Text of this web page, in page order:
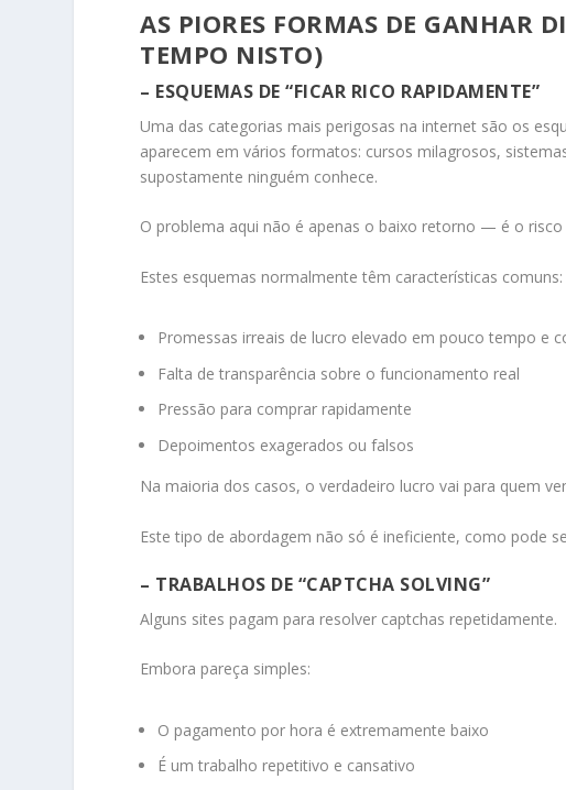
AS PIORES FORMAS DE GANHAR
TEMPO NISTO)
– ESQUEMAS DE “FICAR RICO RAPIDAMENTE”
Uma das categorias mais perigosas na internet são os
aparecem em vários formatos: cursos milagrosos,
supostamente ninguém conhece.
O problema aqui não é apenas o baixo retorno — é o risco
Estes esquemas normalmente têm características comuns:
Promessas irreais de lucro elevado em pouco tempo e
Falta de transparência sobre o funcionamento real
Pressão para comprar rapidamente
Depoimentos exagerados ou falsos
Na maioria dos casos, o verdadeiro lucro vai para quem
Este tipo de abordagem não só é ineficiente, como pode
– TRABALHOS DE “CAPTCHA SOLVING”
Alguns sites pagam para resolver captchas repetidamente.
Embora pareça simples:
O pagamento por hora é extremamente baixo
É um trabalho repetitivo e cansativo